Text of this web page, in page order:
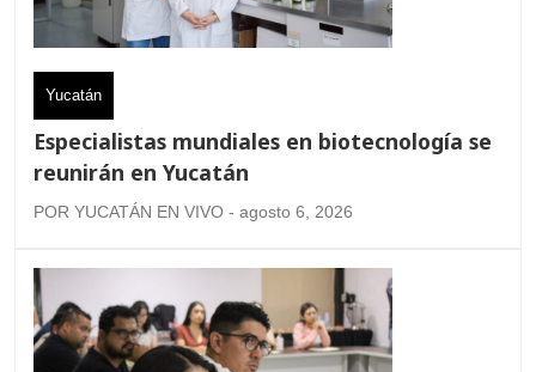
Yucatán
Especialistas mundiales en biotecnología se
reunirán en Yucatán
POR YUCATÁN EN VIVO - agosto 6, 2026